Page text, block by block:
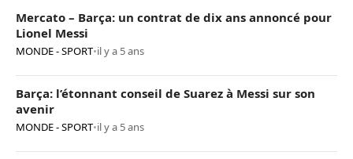
Mercato – Barça: un contrat de dix ans annoncé pour
Lionel Messi
MONDE - SPORT•il y a 5 ans
Barça: l’étonnant conseil de Suarez à Messi sur son
avenir
MONDE - SPORT•il y a 5 ans